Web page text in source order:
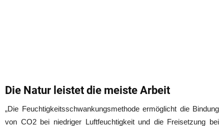
Die Natur leistet die meiste Arbeit
„Die Feuchtigkeitsschwankungsmethode ermöglicht die Bindung
von CO2bei niedriger Luftfeuchtigkeit und die Freisetzung bei